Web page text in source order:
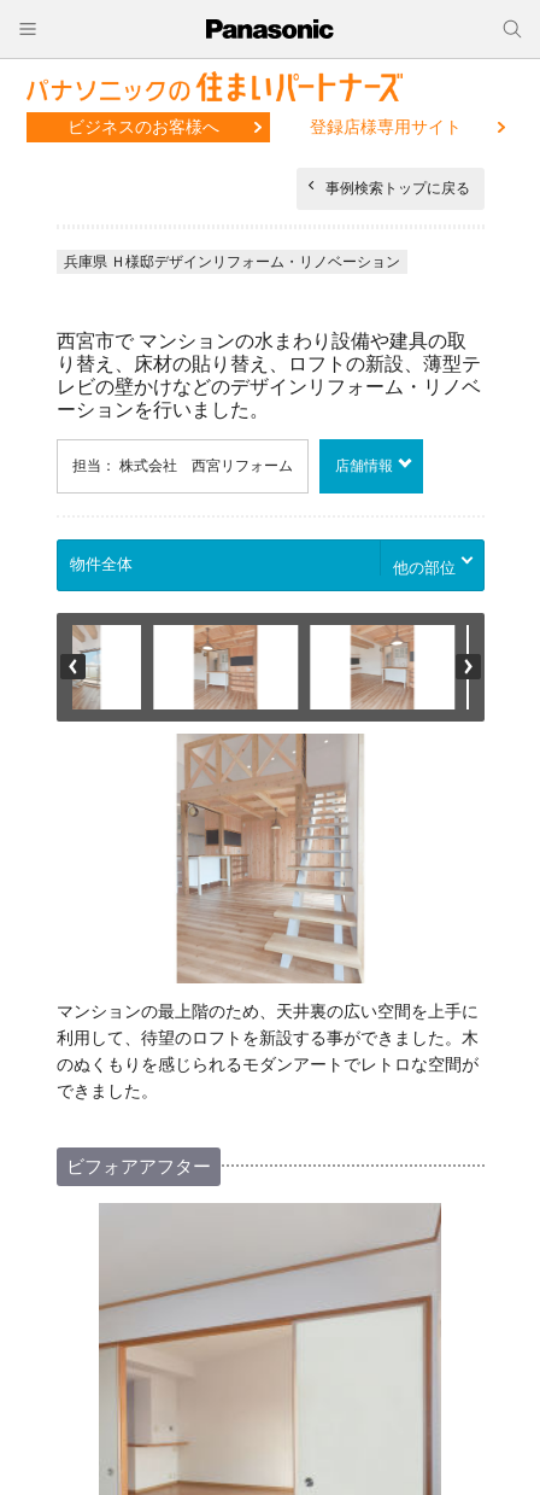
ビジネスのお客様へ 登録店様専用サイト
事例検索トップに戻る
兵庫県 Ｈ様邸デザインリフォーム・リノベーション
西宮市で マンションの水まわり設備や建具の取
り替え、床材の貼り替え、ロフトの新設、薄型テ
レビの壁かけなどのデザインリフォーム・リノベ
ーションを行いました。
担当： 株式会社 西宮リフォーム 店舗情報
他の部位
マンションの最上階のため、天井裏の広い空間を上手に
利用して、待望のロフトを新設する事ができました。木
のぬくもりを感じられるモダンアートでレトロな空間が
できました。
ビフォアアフター